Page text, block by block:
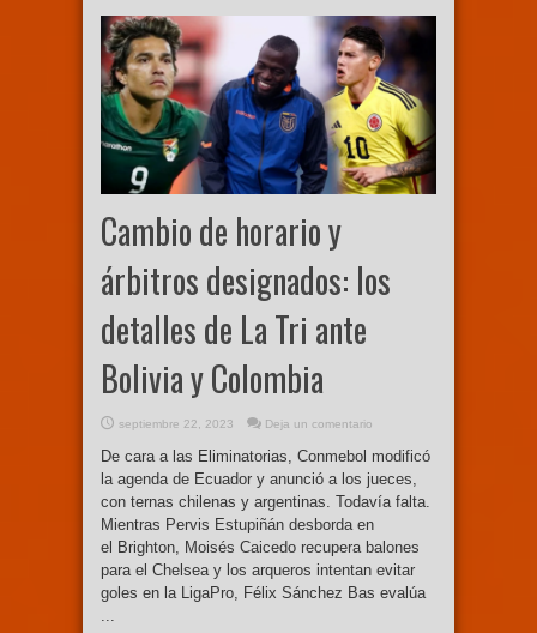
Cambio de horario y
árbitros designados: los
detalles de La Tri ante
Bolivia y Colombia
septiembre 22, 2023 Deja un comentario
De cara a las Eliminatorias, Conmebol modificó
la agenda de Ecuador y anunció a los jueces,
con ternas chilenas y argentinas. Todavía falta.
Mientras Pervis Estupiñán desborda en
el Brighton, Moisés Caicedo recupera balones
para el Chelsea y los arqueros intentan evitar
goles en la LigaPro, Félix Sánchez Bas evalúa
...